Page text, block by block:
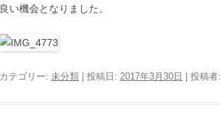
良い機会となりました。
カテゴリー: 未分類 | 投稿日: 2017年3月30日 投稿者: